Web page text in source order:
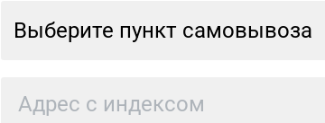
Выберите пункт самовывоза